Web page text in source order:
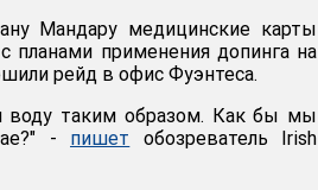
Мандару медицинские карты
планами применения допинга на
рейд в офис Фуэнтеса.
воду таким образом. Как бы мы
- пишет обозреватель Irish